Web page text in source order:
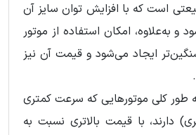
است که با افزایش توان سایز آن
و به‌علاوه، امکان استفاده از موتور
ایجاد می‌شود و قیمت آن نیز
طور کلی موتورهایی که سرعت کمتری
دارند، با قیمت بالاتری نسبت به